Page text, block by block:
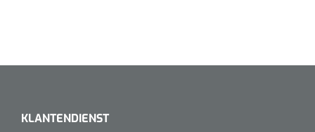
KLANTENDIENST